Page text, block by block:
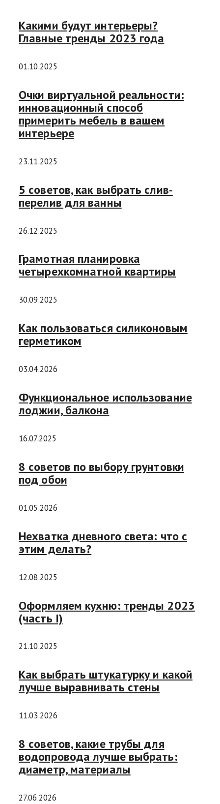
Какими будут интерьеры?
Главные тренды 2023 года
01.10.2025
Очки виртуальной реальности:
инновационный способ
примерить мебель в вашем
интерьере
23.11.2025
5 советов, как выбрать слив-
перелив для ванны
26.12.2025
Грамотная планировка
четырехкомнатной квартиры
30.09.2025
Как пользоваться силиконовым
герметиком
03.04.2026
Функциональное использование
лоджии, балкона
16.07.2025
8 советов по выбору грунтовки
под обои
01.05.2026
Нехватка дневного света: что с
этим делать?
12.08.2025
Оформляем кухню: тренды 2023
(часть I)
21.10.2025
Как выбрать штукатурку и какой
лучше выравнивать стены
11.03.2026
8 советов, какие трубы для
водопровода лучше выбрать:
диаметр, материалы
27.06.2026